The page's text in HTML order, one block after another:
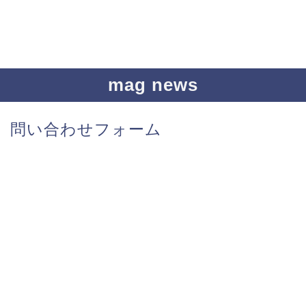
mag news
問い合わせフォーム